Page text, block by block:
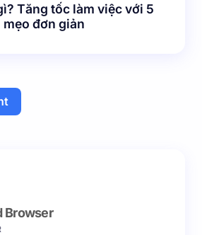
Tăng tốc làm việc với 5
mẹo đơn giản
được hiển thị công khai.
Browser